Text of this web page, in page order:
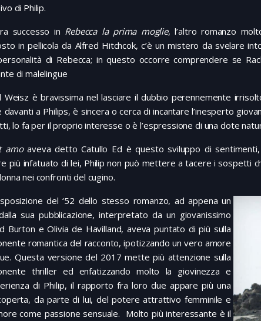
di Philip.
successo in Rebecca la prima moglie, l’altro romanzo
in pellicola da Alfred Hitchcok, c’è un mistero da svelare
di Rebecca; in questo occorre comprendere se
di malelingue
Weisz è bravissima nel lasciare il dubbio perennemente
davanti a Philips, è sincera o cerca di incantare l’inesperto
lo fa per il proprio interesse o è l’espressione di una dote
amoaveva detto Catullo Ed è questo sviluppo di sentimenti,
più infatuato di lei, Philip non può mettere a tacere i sospetti
nei confronti del cugino.
del ‘52 dello stesso romanzo, ad appena un
sua pubblicazione, interpretato da un giovanissimo
Burton e Olivia de Havilland, aveva puntato di più sulla
romantica del racconto, ipotizzando un vero amore
Questa versione del 2017 mette più attenzione sulla
thriller ed enfatizzando molto la giovinezza e
di Philip, il rapporto fra loro due appare più una
da parte di lui, del potere attrattivo femminile e
come passione sensuale. Molto più interessante è il